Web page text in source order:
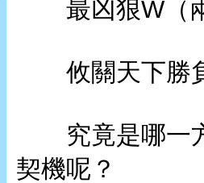
最凶狠W（兩
攸關天下勝
究竟是哪一方
契機呢？